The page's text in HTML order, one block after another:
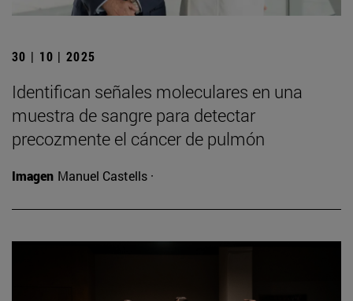
30 | 10 | 2025
Identifican señales moleculares en una
muestra de sangre para detectar
precozmente el cáncer de pulmón
Imagen Manuel Castells ·